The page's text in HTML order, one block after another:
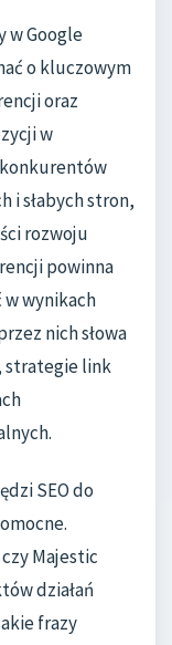
w Google
o kluczowym
oraz
w
i słabych stron,
rozwoju
powinna
wynikach
nich słowa
strategie link
SEO do
Majestic
działań
frazy